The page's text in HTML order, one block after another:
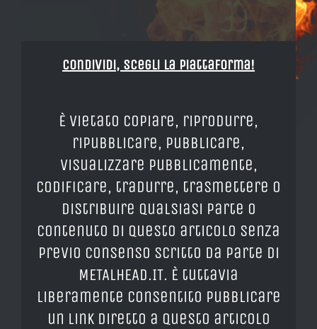
Condividi, Scegli la piattaforma!
È vietato copiare, riprodurre,
ripubblicare, pubblicare,
visualizzare pubblicamente,
codificare, tradurre, trasmettere o
distribuire qualsiasi parte o
contenuto di questo articolo senza
previo consenso scritto da parte di
METALHEAD.IT. È tuttavia
liberamente consentito pubblicare
un link diretto a questo articolo